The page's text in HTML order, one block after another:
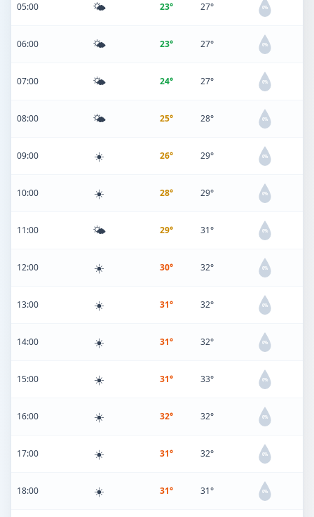
05:00 🌤️ 23° 27° 0%
06:00 🌤️ 23° 27° 0%
07:00 🌤️ 24° 27° 0%
08:00 🌤️ 25° 28° 0%
09:00 ☀️ 26° 29° 0%
10:00 ☀️ 28° 29° 0%
11:00 🌤️ 29° 31° 0%
12:00 ☀️ 30° 32° 0%
13:00 ☀️ 31° 32° 0%
14:00 ☀️ 31° 32° 0%
15:00 ☀️ 31° 33° 0%
16:00 ☀️ 32° 32° 0%
17:00 ☀️ 31° 32° 0%
18:00 ☀️ 31° 31° 0%